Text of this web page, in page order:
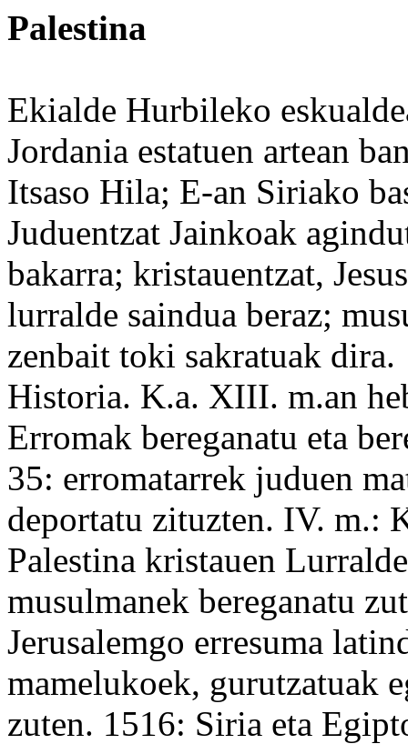
Palestina
Ekialde Hurbileko
Jordania estatuen artean
Itsaso Hila; E-an Siriako
Juduentzat Jainkoak
bakarra; kristauentzat,
lurralde saindua beraz;
zenbait toki sakratuak dira.
Historia. K.a. XIII. m.an
Erromak bereganatu eta
35: erromatarrek juduen
deportatu zituzten. IV. m.:
Palestina kristauen
musulmanek bereganatu
Jerusalemgo erresuma
mamelukoek, gurutzatuak
zuten. 1516: Siria eta